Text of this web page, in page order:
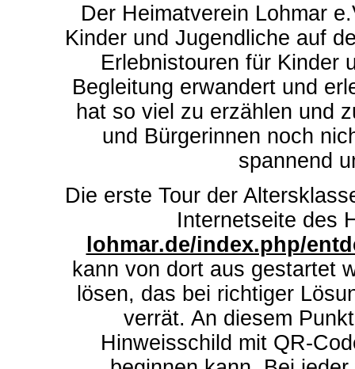
Der Heimatverein Lohmar
Kinder und Jugendliche auf
Erlebnistouren für Kinder
Begleitung erwandert und
hat so viel zu erzählen und
und Bürgerinnen noch
spannend
Die erste Tour der
Internetseite
lohmar.de/index.php/
kann von dort aus gestartet
lösen, das bei richtiger
verrät. An diesem
Hinweisschild mit QR-